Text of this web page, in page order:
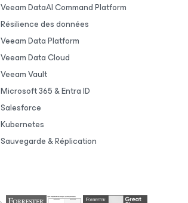
Veeam DataAI Command Platform
Résilience des données
Veeam Data Platform
Veeam Data Cloud
Veeam Vault
Microsoft 365 & Entra ID
Salesforce
Kubernetes
Sauvegarde & Réplication